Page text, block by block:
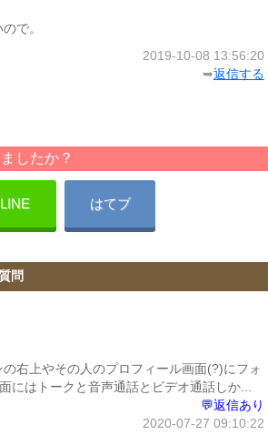
で。
2019-10-08 13:56:20
➥返信する
したか？
LINE はてブ
問
右上やその人のプロフィール画面(?)にフォ
にはトークと音声通話とビデオ通話しか...
💬返信あり
2020-07-27 09:10:22